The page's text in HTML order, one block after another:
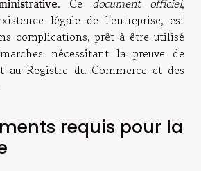
. Ce document officiel,
légale de l'entreprise, est
complications, prêt à être utilisé
nécessitant la preuve de
au Registre du Commerce et des
requis pour la